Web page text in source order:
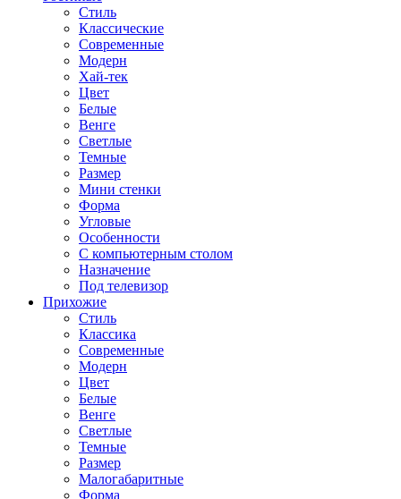
Стиль
Классические
Современные
Модерн
Хай-тек
Цвет
Белые
Венге
Светлые
Темные
Размер
Мини стенки
Форма
Угловые
Особенности
С компьютерным столом
Назначение
Под телевизор
Прихожие
Стиль
Классика
Современные
Модерн
Цвет
Белые
Венге
Светлые
Темные
Размер
Малогабаритные
Форма